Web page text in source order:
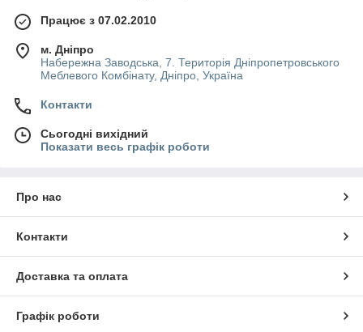
Працює з 07.02.2010
м. Дніпро
Набережна Заводська, 7. Територія Дніпропетровського
Меблевого Комбінату, Дніпро, Україна
Контакти
Сьогодні вихідний
Показати весь графік роботи
Про нас
Контакти
Доставка та оплата
Графік роботи